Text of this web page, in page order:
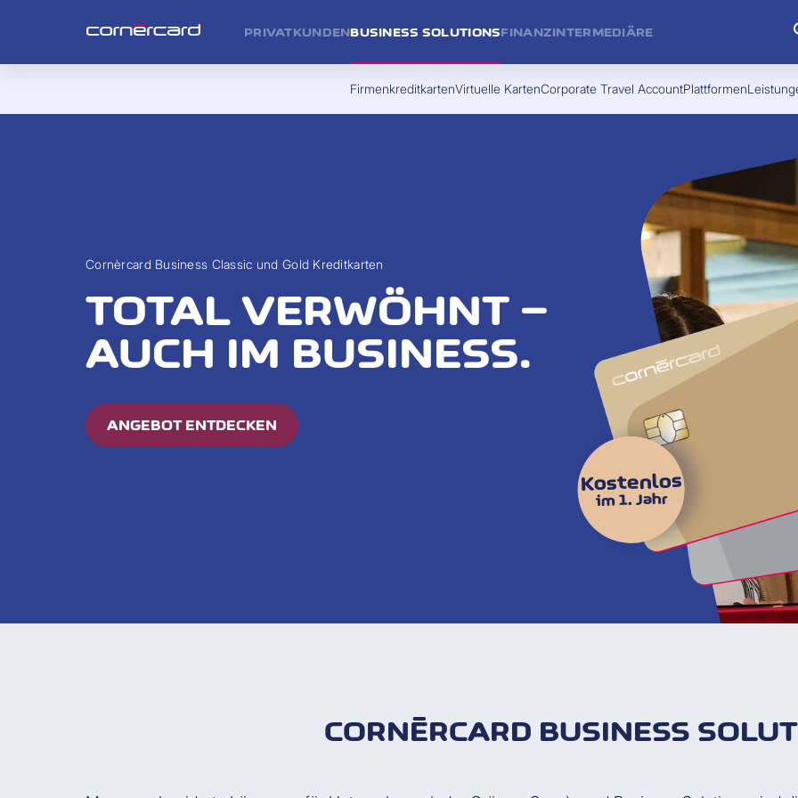
Cornèrcard Business Classic und Gold Kreditkarten
TOTAL VERWÖHNT –
AUCH IM BUSINESS.
ANGEBOT ENTDECKEN
Kostenlos
im 1. Jahr
CORNÈRCARD BUSINESS
PRIVATKUNDENBUSINESS SOLUTIONS
FirmenkreditkartenVirtuelle KartenCorporate Travel AccountPlattformen
FINANZINTERMEDIÄRE